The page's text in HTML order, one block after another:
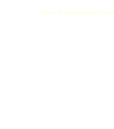
atasehir escort atasehir